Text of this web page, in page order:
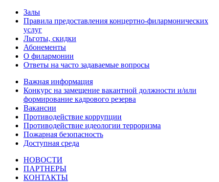
Залы
Правила предоставления концертно-филармонических
услуг
Льготы, скидки
Абонементы
О филармонии
Ответы на часто задаваемые вопросы
Важная информация
Конкурс на замещение вакантной должности и/или
формирование кадрового резерва
Вакансии
Противодействие коррупции
Противодействие идеологии терроризма
Пожарная безопасность
Доступная среда
НОВОСТИ
ПАРТНЕРЫ
КОНТАКТЫ